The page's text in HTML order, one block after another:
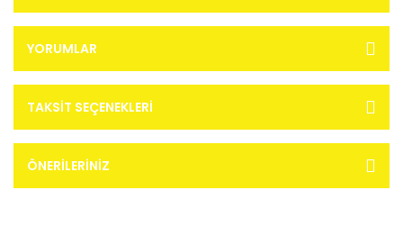
YORUMLAR
TAKSIT SEÇENEKLERI
ÖNERILERINIZ